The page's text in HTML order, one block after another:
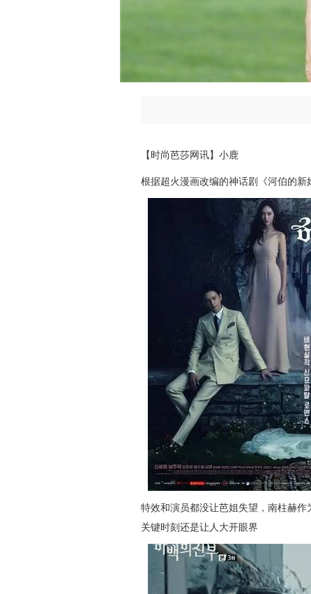
【时尚芭莎网讯】小鹿
根据超火漫画改编的神话剧《河伯的新
特效和演员都没让芭姐失望，南柱赫
关键时刻还是让人大开眼界